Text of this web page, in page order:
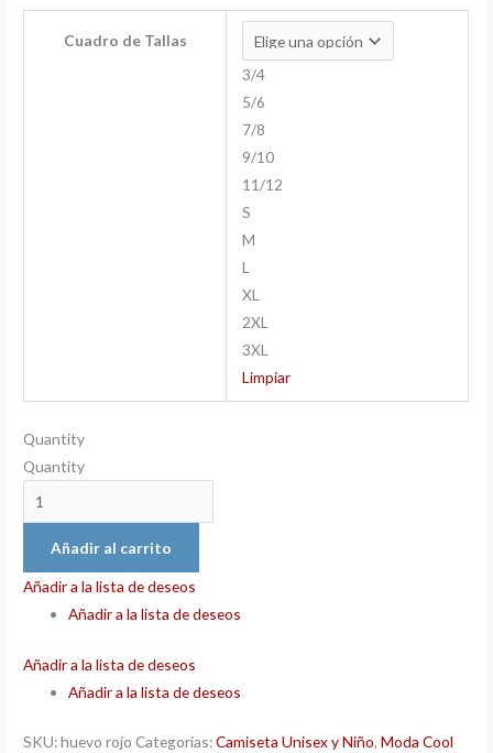
Cuadro de Tallas
3/4
5/6
7/8
9/10
11/12
S
M
L
XL
2XL
3XL
Limpiar
Quantity
Quantity
Añadir al carrito
Añadir a la lista de deseos
Añadir a la lista de deseos
Añadir a la lista de deseos
Añadir a la lista de deseos
SKU:huevo rojo Categorías:Camiseta Unisex y Niño,Moda Cool